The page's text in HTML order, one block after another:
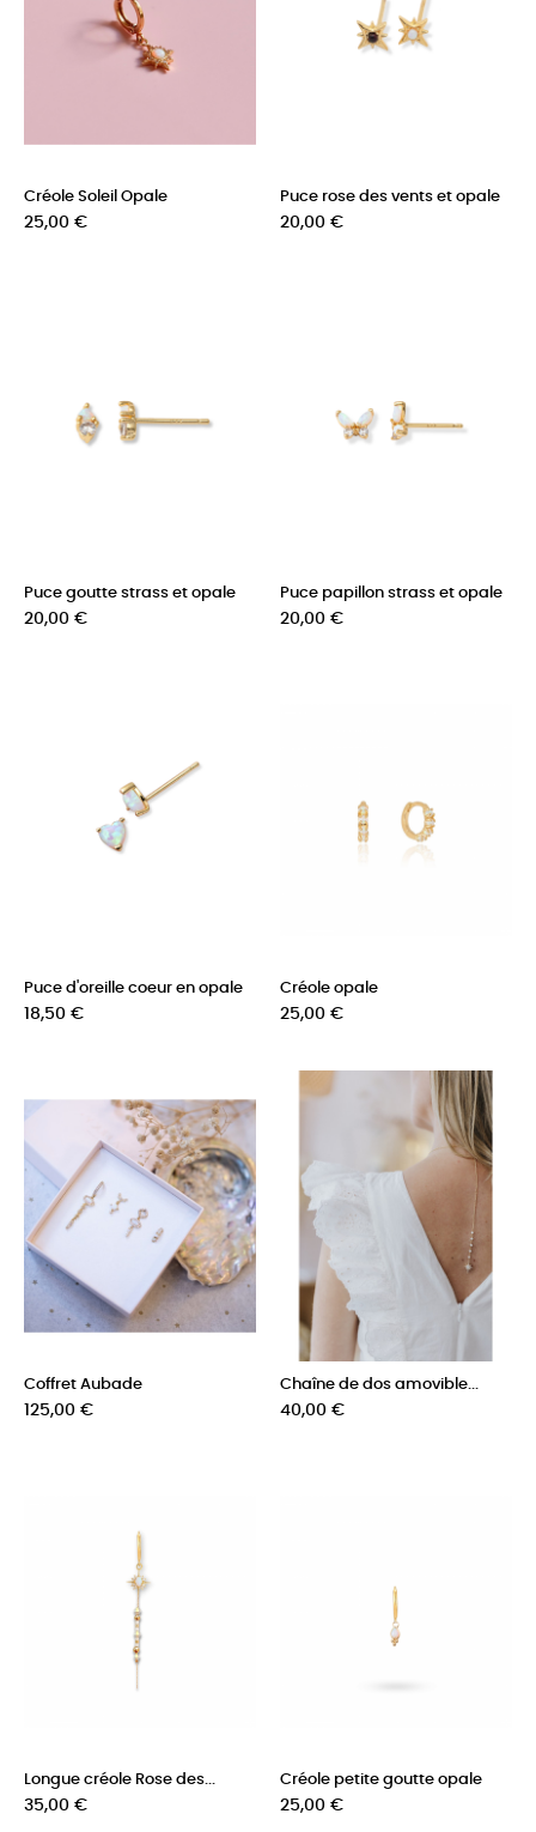
Créole Soleil Opale
Prix
25,00 €
Puce rose des vents et opale
Prix
20,00 €
Puce goutte strass et opale
Prix
20,00 €
Puce papillon strass et opale
Prix
20,00 €
Puce d'oreille coeur en opale
Prix
18,50 €
Créole opale
Prix
25,00 €
Coffret Aubade
Prix
125,00 €
Chaîne de dos amovible...
Prix
40,00 €
Longue créole Rose des...
Prix
35,00 €
Créole petite goutte opale
Prix
25,00 €